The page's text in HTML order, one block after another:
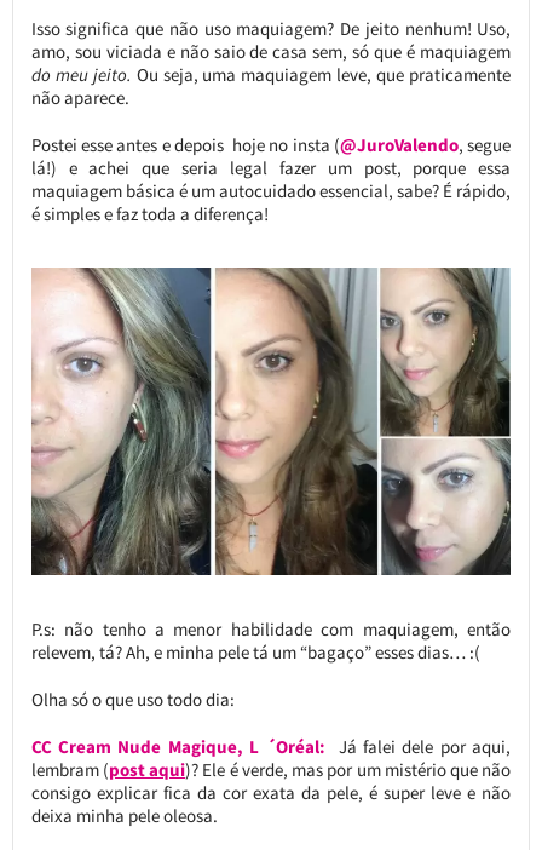
Isso significa que não uso maquiagem? De jeito nenhum! Uso,
amo, sou viciada e não saio de casa sem, só que é maquiagem
do meu jeito. Ou seja, uma maquiagem leve, que praticamente
não aparece.
Postei esse antes e depois hoje no insta (@JuroValendo, segue
lá!) e achei que seria legal fazer um post, porque essa
maquiagem básica é um autocuidado essencial, sabe? É rápido,
é simples e faz toda a diferença!
P.s: não tenho a menor habilidade com maquiagem, então
relevem, tá? Ah, e minha pele tá um “bagaço” esses dias… :(
Olha só o que uso todo dia:
CC Cream Nude Magique, L ´Oréal: Já falei dele por aqui,
lembram (post aqui)? Ele é verde, mas por um mistério que não
consigo explicar fica da cor exata da pele, é super leve e não
deixa minha pele oleosa.